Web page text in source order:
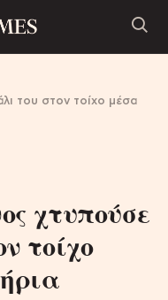
του στον τοίχο μέσα
χτυπούσε
τοίχο